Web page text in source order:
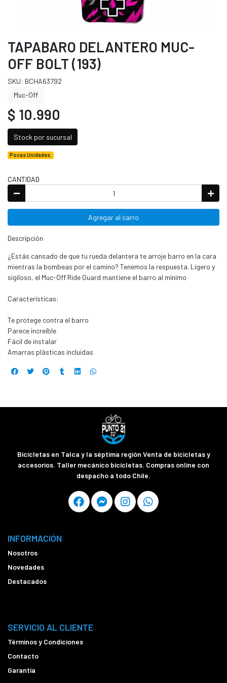
TAPABARO DELANTERO MUC-
OFF BOLT (193)
SKU: BCHA63792
Muc-Off
$ 10.990
Stock por sucursal
Pocas Unidades.
CANTIDAD
Agregar al carro
Descripción
¿Estás cansado de que tu rueda delantera te arroje barro en la cara
mientras la bombeas por el camino? Tenemos la respuesta. Ligero y
sigiloso, el Muc-Off Ride Guard mantiene el barro al mínimo
Características:
Te protege contra el barro
Parece increíble
Fácil de instalar
Amarras plásticas incluidas
Bicicletas en Talca y la séptima región Venta de bicicletas y
accesorios. Taller mecánico bicicletas. Compras online con
despacho a todo Chile.
INFORMACIÓN
Nosotros
Novedades
Destacados
SERVICIO AL CLIENTE
Términos y Condiciones
Contacto
Garantía